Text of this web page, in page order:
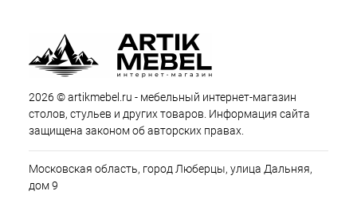
2026 © artikmebel.ru - мебельный интернет-магазин
столов, стульев и других товаров. Информация сайта
защищена законом об авторских правах.
Московская область, город Люберцы, улица Дальняя,
дом 9